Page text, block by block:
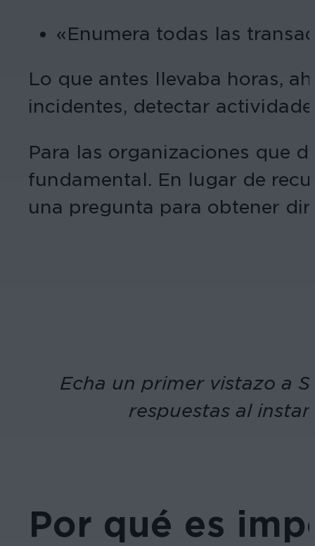
«Enumera todas las
Lo que antes llevaba horas,
incidentes, detectar
Para las organizaciones que
fundamental. En lugar de
una pregunta para obtener
Echa un primer vistazo a
respuestas al
Por qué es